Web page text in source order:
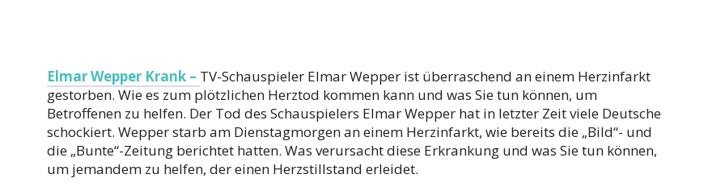
Elmar Wepper Krank – TV-Schauspieler Elmar Wepper ist überraschend an einem Herzinfarkt
gestorben. Wie es zum plötzlichen Herztod kommen kann und was Sie tun können, um
Betroffenen zu helfen. Der Tod des Schauspielers Elmar Wepper hat in letzter Zeit viele Deutsche
schockiert. Wepper starb am Dienstagmorgen an einem Herzinfarkt, wie bereits die „Bild“- und
die „Bunte“-Zeitung berichtet hatten. Was verursacht diese Erkrankung und was Sie tun können,
um jemandem zu helfen, der einen Herzstillstand erleidet.